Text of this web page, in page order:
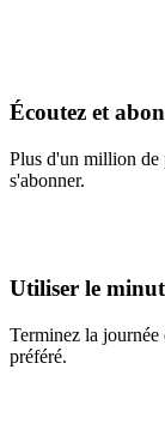
Écoutez et
Plus d'un million de
s'abonner.
Utiliser le
Terminez la
préféré.